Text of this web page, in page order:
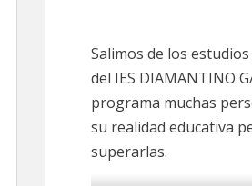
Salimos de los
del IES DIAMANTINO
programa muchas
su realidad educativa
superarlas.